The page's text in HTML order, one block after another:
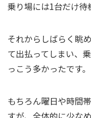
乗り場には1台だけ待
それからしばらく眺
て出払ってしまい、
っこう多かったです。
もちろん曜日や時間